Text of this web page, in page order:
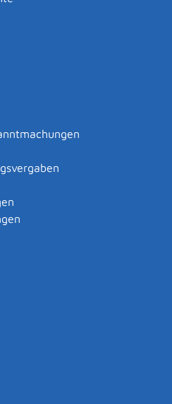
neu ausstellen lassen
zur Aufteilung
für ein Fahrzeug
Vervielfältigungen und
lassen
- dezentrale Beseitigung von
oder anzeigen
zum Schichtbetrieb
beantragen
beantragen
bewerben
Kindes -
beantragen
Kindes -
in eine starke
Kindes - Beurkundung